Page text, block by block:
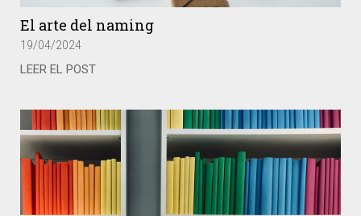
El arte del naming
19/04/2024
LEER EL POST